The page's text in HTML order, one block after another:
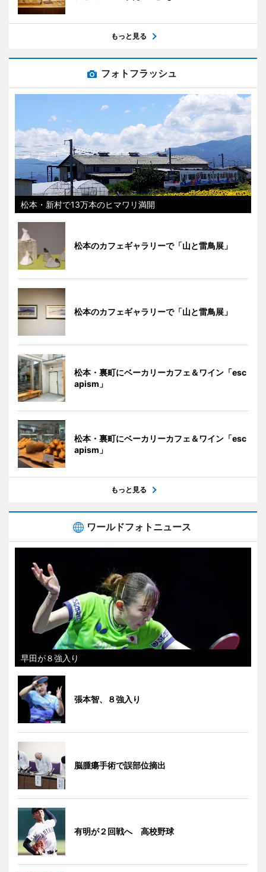
もっと見る
フォトフラッシュ
松本・新村で13万本のヒマワリ満開
松本のカフェギャラリーで「山と雷鳥展」
松本のカフェギャラリーで「山と雷鳥展」
松本・裏町にベーカリーカフェ＆ワイン「esc
apism」
松本・裏町にベーカリーカフェ＆ワイン「esc
apism」
もっと見る
ワールドフォトニュース
早田が８強入り
張本智、８強入り
脳腫瘍手術で誤部位摘出
有明が２回戦へ 高校野球